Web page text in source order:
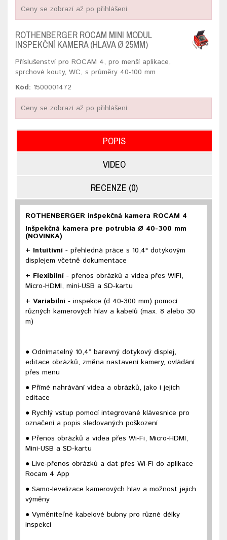
Ceny se zobrazí až po přihlášení
ROTHENBERGER ROCAM MINI MODUL
INSPEKČNÍ KAMERA (HLAVA Ø 25MM)
Příslušenství pro ROCAM 4, pro menší aplikace,
sprchové kouty, WC, s průměry 40-100 mm
Kód: 1500001472
Ceny se zobrazí až po přihlášení
POPIS
VIDEO
RECENZE (0)
ROTHENBERGER inšpekčná kamera ROCAM 4
Inšpekčná kamera pre potrubia Ø 40-300 mm
(NOVINKA)
+ Intuitivní - přehledná práce s 10,4" dotykovým
displejem včetně dokumentace
+ Flexibilní - přenos obrázků a videa přes WIFI,
Micro-HDMI, mini-USB a SD-kartu
+ Variabilní - inspekce (d 40-300 mm) pomocí
různých kamerových hlav a kabelů (max. 8 alebo 30
m)
● Odnímatelný 10,4” barevný dotykový displej,
editace obrázků, změna nastavení kamery, ovládání
přes menu
● Přímé nahrávání videa a obrázků, jako i jejich
editace
● Rychlý vstup pomocí integrované klávesnice pro
označení a popis sledovaných poškození
● Přenos obrázků a videa přes Wi-Fi, Micro-HDMI,
Mini-USB a SD-kartu
● Live-přenos obrázků a dat přes Wi-Fi do aplikace
Rocam 4 App
● Samo-levelizace kamerových hlav a možnost jejich
výměny
● Vyměniteľné kabelové bubny pro různé délky
inspekcí